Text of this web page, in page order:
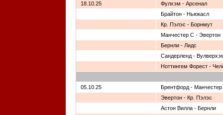
18.10.25
Фулхэм - Арсенал
Брайтон - Ньюкасл
Кр. Пэлэс - Борнмут
Манчестер С - Эвертон
Бернли - Лидс
Сандерленд -
Ноттингем Форест -
05.10.25
Брентфорд -
Эвертон - Кр. Пэлэс
Астон Вилла - Бернли